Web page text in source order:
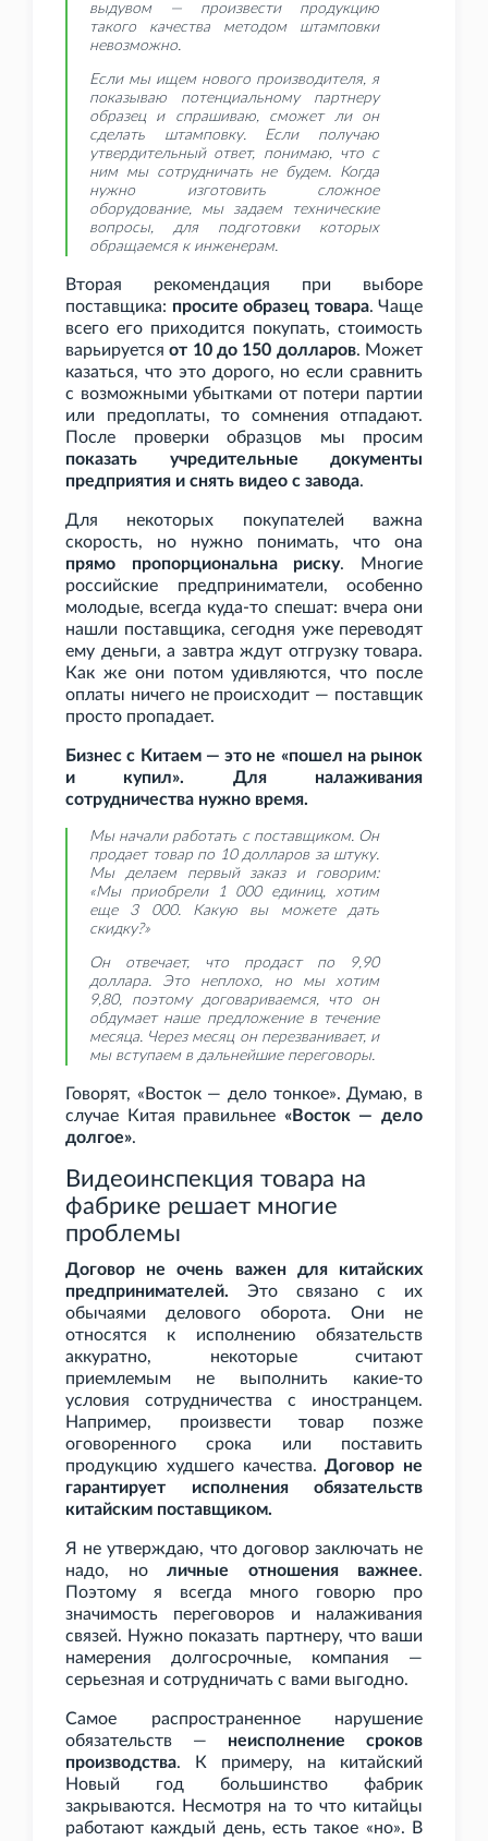
выдувом — произвести продукцию
такого качества методом штамповки
невозможно.
Если мы ищем нового производителя, я
показываю потенциальному партнеру
образец и спрашиваю, сможет ли он
сделать штамповку. Если получаю
утвердительный ответ, понимаю, что с
ним мы сотрудничать не будем. Когда
нужно изготовить сложное
оборудование, мы задаем технические
вопросы, для подготовки которых
обращаемся к инженерам.
Вторая рекомендация при выборе
поставщика: просите образец товара. Чаще
всего его приходится покупать, стоимость
варьируетсяот 10 до 150 долларов. Может
казаться, что это дорого, но если сравнить
с возможными убытками от потери партии
или предоплаты, то сомнения отпадают.
После проверки образцов мы просим
показать учредительные документы
предприятия и снять видео с завода.
Для некоторых покупателей важна
скорость, но нужно понимать, что она
прямо пропорциональна риску. Многие
российские предприниматели, особенно
молодые, всегда куда-то спешат: вчера они
нашли поставщика, сегодня уже переводят
ему деньги, а завтра ждут отгрузку товара.
Как же они потом удивляются, что после
оплаты ничего не происходит — поставщик
просто пропадает.
Бизнес с Китаем — это не «пошел на рынок
и купил». Для налаживания
сотрудничества нужно время.
Мы начали работать с поставщиком. Он
продает товар по 10 долларов за штуку.
Мы делаем первый заказ и говорим:
«Мы приобрели 1
000 единиц, хотим
еще 3
000. Какую вы можете дать
скидку?»
Он отвечает, что продаст по 9,90
доллара. Это неплохо, но мы хотим
9,80, поэтому договариваемся, что он
обдумает наше предложение в течение
месяца. Через месяц он перезванивает, и
мы вступаем в дальнейшие переговоры.
Говорят, «Восток — дело тонкое». Думаю, в
случае Китая правильнее «Восток — дело
долгое».
Видеоинспекция товара на
фабрике решает многие
проблемы
Договор не очень важен для китайских
предпринимателей. Это связано с их
обычаями делового оборота. Они не
относятся к исполнению обязательств
аккуратно, некоторые считают
приемлемым не выполнить какие-то
условия сотрудничества с иностранцем.
Например, произвести товар позже
оговоренного срока или поставить
продукцию худшего качества.Договор не
гарантирует исполнения обязательств
китайским поставщиком.
Я не утверждаю, что договор заключать не
надо, но личные отношения важнее.
Поэтому я всегда много говорю про
значимость переговоров и налаживания
связей. Нужно показать партнеру, что ваши
намерения долгосрочные, компания —
серьезная и сотрудничать с вами выгодно.
Самое распространенное нарушение
обязательств — неисполнение сроков
производства. К примеру, на китайский
Новый год большинство фабрик
закрываются. Несмотря на то что китайцы
работают каждый день, есть такое «но». В